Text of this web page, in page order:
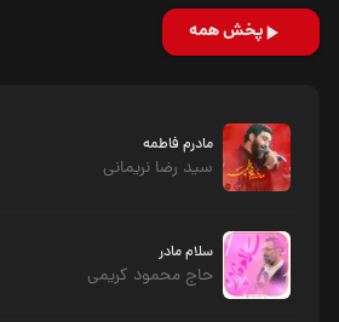
پخش همه
مادرم فاطمه
سید رضا نریمانی
سلام مادر
حاج محمود کریمی